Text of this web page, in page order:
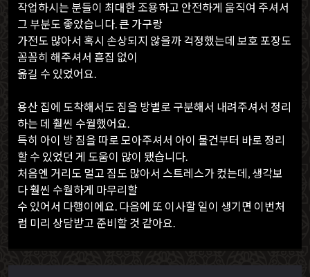
작업하시는 분들이 최대한 조용하고 안전하게 움직여 주셔서
그 부분도 좋았습니다. 큰 가구랑
가전도 많아서 혹시 손상되지 않을까 걱정했는데 보호 포장도
꼼꼼히 해주셔서 흠집 없이
옮길 수 있었어요.
용산 집에 도착해서도 짐을 방별로 구분해서 내려주셔서 정리
하는 데 훨씬 수월했어요.
특히 아이 방 짐을 따로 모아주셔서 아이 물건부터 바로 정리
할 수 있었던 게 도움이 많이 됐습니다.
처음엔 거리도 멀고 짐도 많아서 스트레스가 컸는데, 생각보
다 훨씬 수월하게 마무리할
수 있어서 다행이에요. 다음에 또 이사할 일이 생기면 이번처
럼 미리 상담받고 준비할 것 같아요.